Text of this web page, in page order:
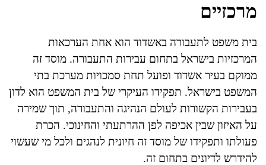
מרכזיים
בית משפט לתעבורה באשדוד הוא אחת הערכאות
המרכזיות בישראל בתחום עבירות התעבורה. מוסד זה
ממוקם בעיר אשדוד ופועל תחת סמכויות מערכת בתי
המשפט בישראל. תפקידו העיקרי של בית המשפט הוא לדון
בעבירות הקשורות לעולם הנהיגה והתעבורה, תוך שמירה
על האיזון שבין אכיפה לפן ההרתעתי והחינוכי. הכרת
פעולתו ותפקידו של מוסד זה חיונית לנהגים ולכל מי שעשוי
להידרש לדיונים בתחום זה.